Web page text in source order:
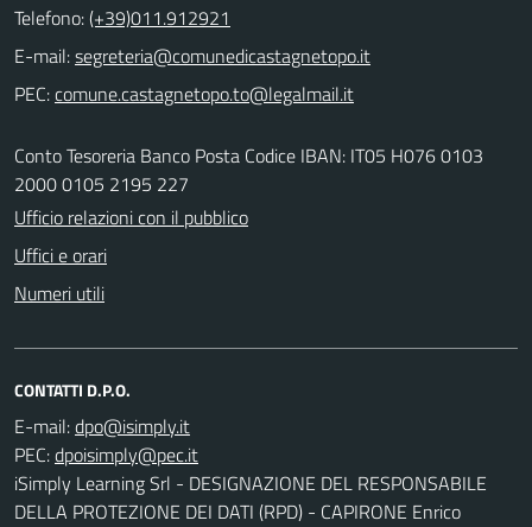
Telefono:(+39)011.912921
E-mail:
PEC:
Conto Tesoreria Banco Posta Codice IBAN: IT05 H076 0103
2000 0105 2195 227
Ufficio relazioni con il pubblico
Uffici e orari
Numeri utili
CONTATTI D.P.O.
E-mail:
PEC:
iSimply Learning Srl - DESIGNAZIONE DEL RESPONSABILE
DELLA PROTEZIONE DEI DATI (RPD) - CAPIRONE Enrico